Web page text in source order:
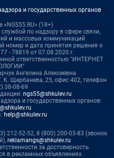
и государственных органов
«NGS55.RU» (18+)
по надзору в сфере связи,
и массовых коммуникаций
номер и дата принятия решения о
- 78819 от 07.08.2020 г.
ответственностью "ИНТЕРНЕТ
Ангелина Алексеевна
К. Щербанева, 25, офис 402, телефон
38-08-69
ngs55@shkulev.ru
и государственных органов:
help@shkulev.ru
212-52-52, 8 (800) 200-03-83 (звонок
reklamangs@shkulev.ru
за достоверность
в рекламных объявлениях.